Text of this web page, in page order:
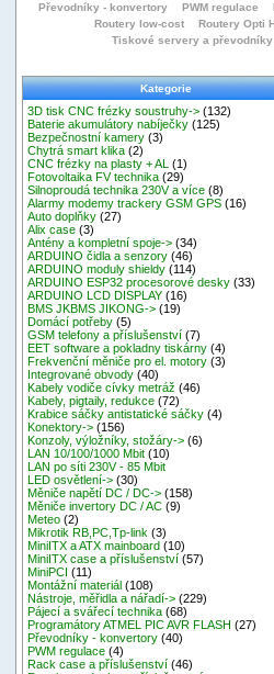
Převodníky - konvertory
PWM regulace
Routery low-cost
Routery Opti
Tiskové servery a převodníky
Kategorie
3D tisk CNC frézky soustruhy-> (132)
Baterie akumulátory nabíječky (125)
Bezpečnostní kamery (3)
Chytrá smart klika (2)
CNC frézky na plasty + AL
(1)
Fotovoltaika FV technika (29)
Silnoproudá technika 230V a více (8)
Alarmy modemy trackery GSM GPS (16)
Auto doplňky (27)
Alix case (3)
Antény a kompletní spoje-> (34)
ARDUINO čidla a senzory (46)
ARDUINO moduly shieldy (114)
ARDUINO ESP32 procesorové desky (33)
ARDUINO LCD DISPLAY (16)
BMS JKBMS JIKONG-> (19)
Domácí potřeby (5)
GSM telefony a příslušenství (7)
EET software a pokladny tiskárny (4)
Frekvenční měniče pro el. motory (3)
Integrované obvody (40)
Kabely vodiče cívky metráž (46)
Kabely, pigtaily, redukce (72)
Krabice sáčky antistatické sáčky (4)
Konektory-> (156)
Konzoly, výložníky, stožáry-> (6)
LAN 10/100/1000 Mbit (10)
LAN po síti 230V - 85 Mbit
LED osvětlení-> (30)
Měniče napětí DC / DC-> (158)
Měniče invertory DC / AC (9)
Meteo (2)
Mikrotik RB,PC,Tp-link (3)
MiniITX a ATX mainboard (10)
MiniITX case a příslušenství (57)
MiniPCI (11)
Montážní materiál (108)
Nástroje, měřidla a nářadí-> (229)
Pájecí a svářecí technika (68)
Programátory ATMEL PIC AVR FLASH (27)
Převodníky - konvertory (40)
PWM regulace (4)
Rack case a příslušenství (46)